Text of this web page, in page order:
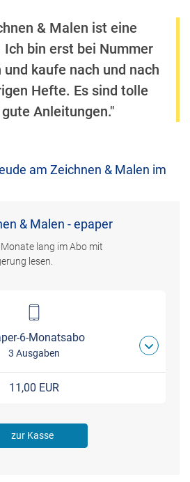
& Malen ist eine
bin erst bei Nummer
kaufe nach und nach
Hefte. Es sind tolle
Anleitungen."
am Zeichnen & Malen im
& Malen - epaper
lang im Abo mit
lesen.
6-Monatsabo
3 Ausgaben
11,00 EUR
zur Kasse